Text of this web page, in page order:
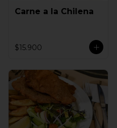
Carne a la Chilena
$15.900